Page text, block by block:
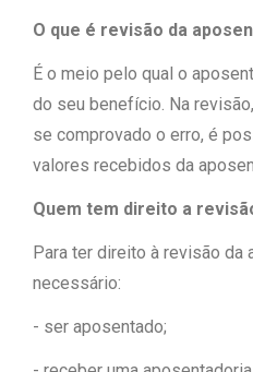
O que é revisão da
É o meio pelo qual o
do seu benefício. Na
se comprovado o erro, é
valores recebidos da
Quem tem direito a
Para ter direito à revisão da
necessário:
- ser aposentado;